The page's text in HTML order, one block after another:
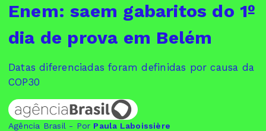
Enem: saem gabaritos do 1º
dia de prova em Belém
Datas diferenciadas foram definidas por causa da
COP30
Agência Brasil - Por Paula Laboissière